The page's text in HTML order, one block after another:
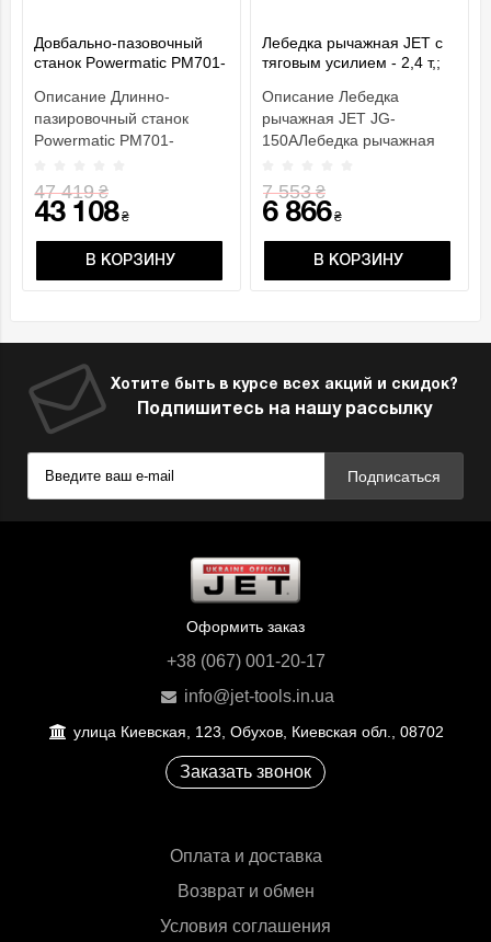
Довбально-пазовочный
станок Powermatic PM701-
Описание Длинно-
пазировочный станок
Powermatic PM701-
Рельсовый механизм
подачи с газовы..
47 419₴
43 108₴
В КОРЗИНУ
Лебедка рычажная JET с
тяговым усилием - 2,4 т,;
разм.- 545х 260х 90мм
Описание Лебедка
рычажная JET JG-
150AЛебедка рычажная
но очень мощное
приспос..
7 553₴
6 866₴
В КОРЗИНУ
Хотите быть в курсе всех акций и скидок?
Подпишитесь на нашу рассылку
Подписаться
Оформить заказ
+38 (067) 001-20-17
info@jet-tools.in.ua
улица Киевская, 123, Обухов, Киевская обл., 08702
Заказать звонок
Оплата и доставка
Возврат и обмен
Условия соглашения